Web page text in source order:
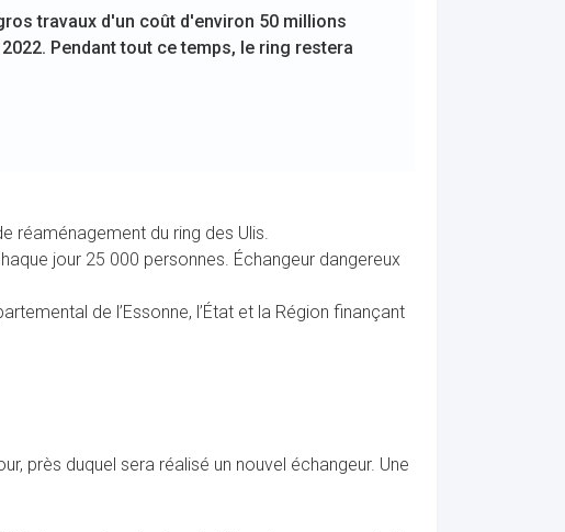
travaux d'un coût d'environ 50 millions
Pendant tout ce temps, le ring restera
réaménagement du ring des Ulis.
jour 25 000 personnes. Échangeur dangereux
de l’Essonne, l’État et la Région finançant
près duquel sera réalisé un nouvel échangeur. Une